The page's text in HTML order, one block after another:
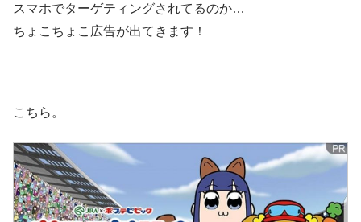
スマホでターゲティングされてるのか…
ちょこちょこ広告が出てきます！
こちら。